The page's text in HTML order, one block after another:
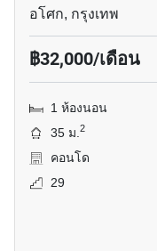
อโศก, กรุงเทพ
฿32,000/เดือน
1 ห้องนอน
35 ม.2
คอนโด
29